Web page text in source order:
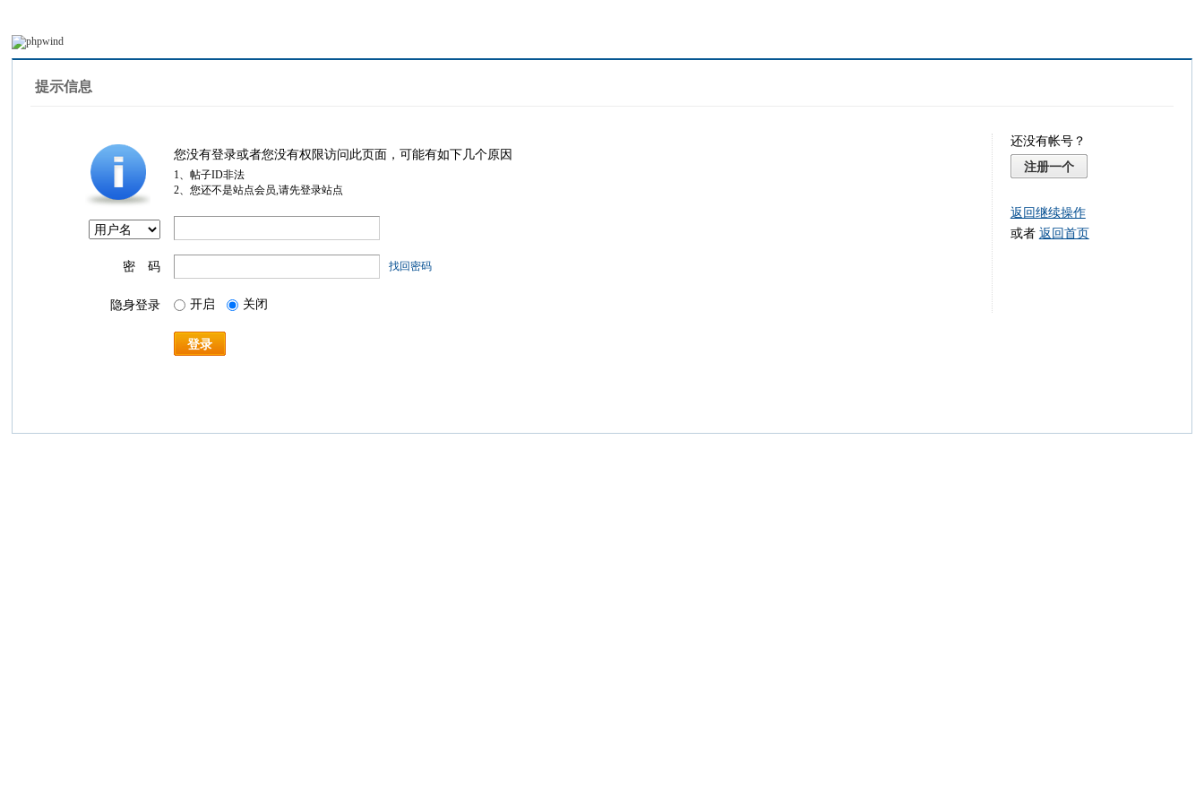
提示信息
您没有登录或者您没有权限访问此页面，可能有如下几个原因
1、帖子ID非法
2、您还不是站点会员,请先登录站点
密 码 找回密码
隐身登录 开启 关闭
登录
还没有帐号？
注册一个
返回继续操作
或者 返回首页